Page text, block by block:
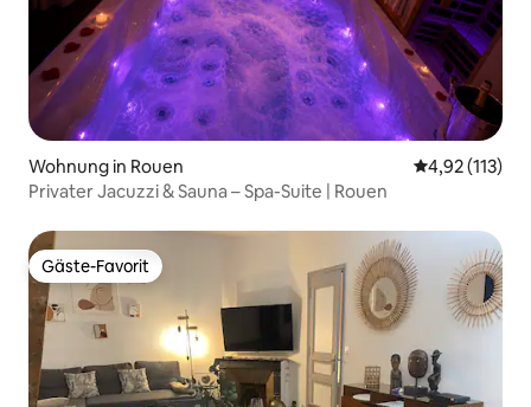
Wohnung in Rouen
4,92 (113)
Privater Jacuzzi & Sauna – Spa-Suite | Rouen
Gäste-Favorit
Gäste-Favorit